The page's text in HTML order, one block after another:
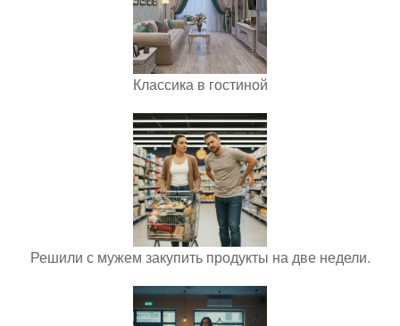
Классика в гостиной
Решили с мужем закупить продукты на две недели.